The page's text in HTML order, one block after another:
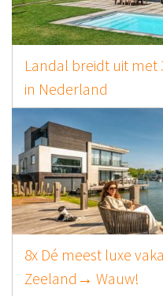
Landal breidt uit met
in Nederland
8x Dé meest luxe
Zeeland→ Wauw!